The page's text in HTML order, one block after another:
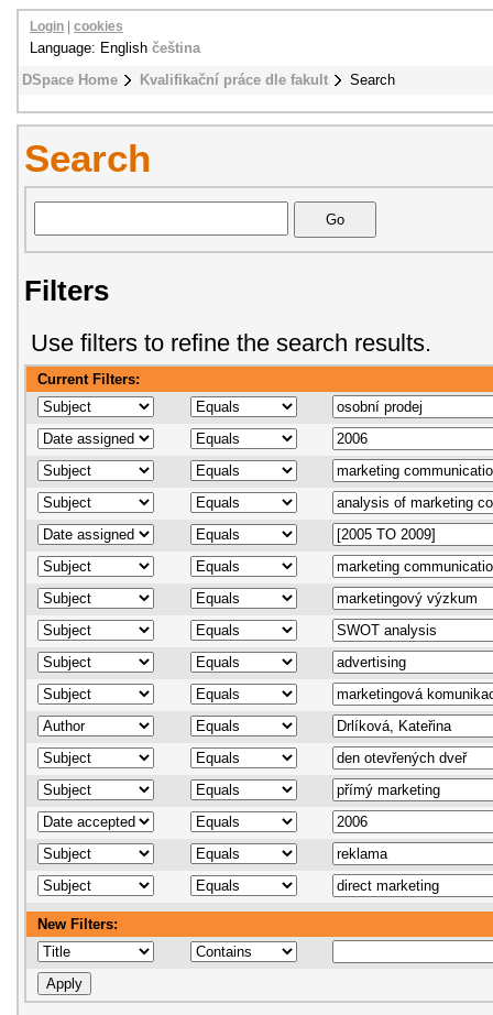
DSpace Home Kvalifikační práce dle fakult Search
Login cookies
Language: English čeština
Search
Filters
Use filters to refine the search results.
Current Filters:
New Filters: